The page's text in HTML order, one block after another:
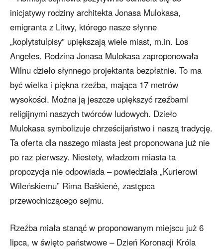
inicjatywy rodziny architekta Jonasa Mulokasa,
emigranta z Litwy, którego nasze słynne
„koplytstulpisy” upiększają wiele miast, m.in. Los
Angeles. Rodzina Jonasa Mulokasa zaproponowała
Wilnu dzieło słynnego projektanta bezpłatnie. To ma
być wielka i piękna rzeźba, mająca 17 metrów
wysokości. Można ją jeszcze upiększyć rzeźbami
religijnymi naszych twórców ludowych. Dzieło
Mulokasa symbolizuje chrześcijaństwo i naszą tradycję.
Ta oferta dla naszego miasta jest proponowana już nie
po raz pierwszy. Niestety, władzom miasta ta
propozycja nie odpowiada – powiedziała „Kurierowi
Wileńskiemu” Rima Baškienė, zastępca
przewodniczącego sejmu.
Rzeźba miała stanąć w proponowanym miejscu już 6
lipca, w święto państwowe – Dzień Koronacji Króla